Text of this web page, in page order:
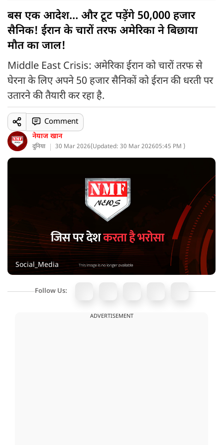
बस एक आदेश… और टूट पड़ेंगे 50,000 हजार
सैनिक! ईरान के चारों तरफ अमेरिका ने बिछाया
मौत का जाल!
Middle East Crisis: अमेरिका ईरान को चारों तरफ से
घेरना के लिए अपने 50 हजार सैनिकों को ईरान की धरती पर
उतारने की तैयारी कर रहा है.
नेयाज खान
दुनिया 30 Mar 2026(Updated: 30 Mar 202605:45 PM )
Comment
Social_Media
Follow Us:
ADVERTISEMENT